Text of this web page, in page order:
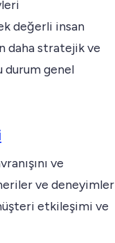
değerli insan
daha stratejik ve
durum genel
ve
ve deneyimler
etkileşimi ve